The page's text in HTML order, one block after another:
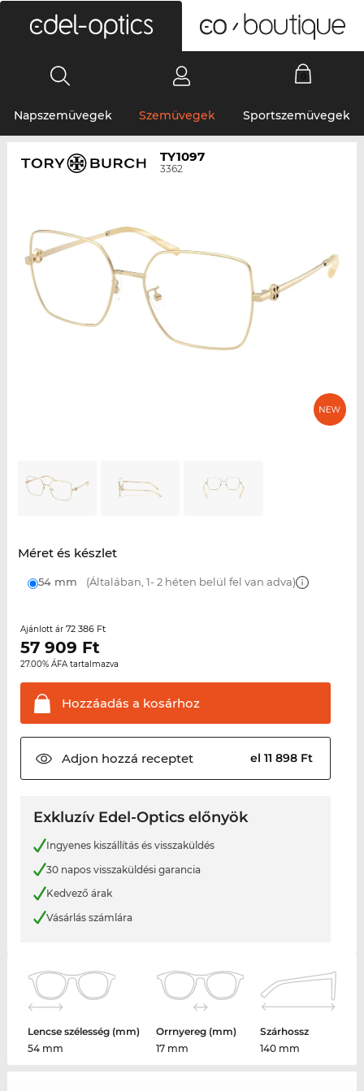
Napszemüvegek Szemüvegek Sportszemüvegek
TY1097
3362
Méret és készlet
54 mm (Általában, 1- 2 héten belül fel van adva)
Ajánlott ár 72 386 Ft
57 909 Ft
27.00% ÁFA tartalmazva
Hozzáadás a kosárhoz
Adjon hozzá receptet el 11 898 Ft
Exkluzív Edel-Optics előnyök
Ingyenes kiszállítás és visszaküldés
30 napos visszaküldési garancia
Kedvező árak
Vásárlás számlára
Lencse szélesség (mm)
54 mm
Orrnyereg (mm)
17 mm
Szárhossz
140 mm